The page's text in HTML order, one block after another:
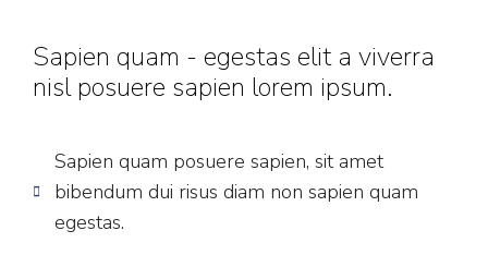
Sapien quam - egestas elit a viverra
nisl posuere sapien lorem ipsum.
Sapien quam posuere sapien, sit amet
bibendum dui risus diam non sapien quam
egestas.